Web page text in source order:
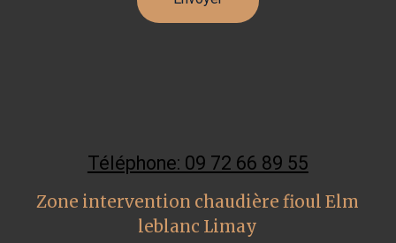
Téléphone: 09 72 66 89 55
Zone intervention chaudière fioul Elm
leblanc Limay